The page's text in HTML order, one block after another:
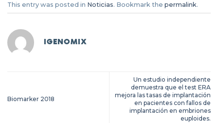
This entry was posted in Noticias. Bookmark the permalink.
IGENOMIX
Biomarker 2018
Un estudio independiente
demuestra que el test ERA
mejora las tasas de implantación
en pacientes con fallos de
implantación en embriones
euploides.